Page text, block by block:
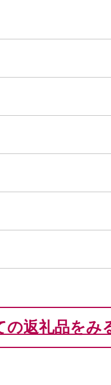
の返礼品をみ